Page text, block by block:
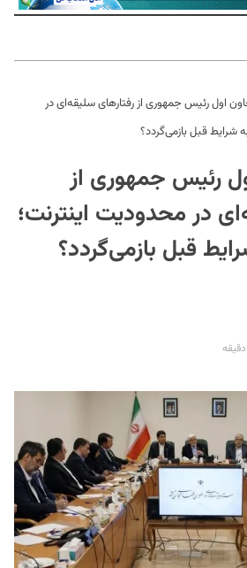
اول رئیس جمهوری از رفتارهای سلیقه‌ای در
شرایط قبل بازمی‌گردد؟
رئیس جمهوری از
در محدودیت اینترنت؛
قبل بازمی‌گردد؟